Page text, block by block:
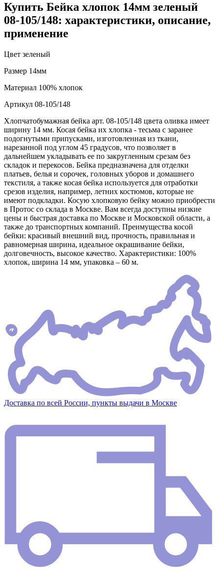
Купить Бейка хлопок 14мм зеленый
08-105/148: характеристики, описание,
применение
Цвет зеленый
Размер 14мм
Материал 100% хлопок
Артикул 08-105/148
Хлопчатобумажная бейка арт. 08-105/148 цвета оливка имеет
ширину 14 мм. Косая бейка их хлопка - тесьма с заранее
подогнутыми припусками, изготовленная из ткани,
нарезанной под углом 45 градусов, что позволяет в
дальнейшем укладывать ее по закругленным срезам без
складок и перекосов. Бейка предназначена для отделки
платьев, белья и сорочек, головных уборов и домашнего
текстиля, а также косая бейка используется для отработки
срезов изделия, например, летних костюмов, которые не
имеют подкладки. Косую хлопковую бейку можно приобрести
в Протос со склада в Москве. Вам всегда доступны низкие
цены и быстрая доставка по Москве и Московской области, а
также до транспортных компаний. Преимущества косой
бейки: красивый внешний вид, прочность, правильная и
равномерная ширина, идеальное окрашивание бейки,
долговечность, высокое качество. Характеристики: 100%
хлопок, ширина 14 мм, упаковка – 60 м.
Доставка по всей России, пункты выдачи в Москве